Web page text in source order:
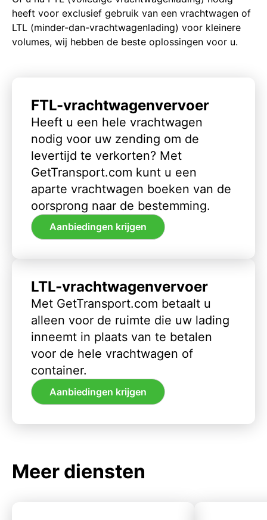
heeft voor exclusief gebruik van een vrachtwagen of
LTL (minder-dan-vrachtwagenlading) voor kleinere
volumes, wij hebben de beste oplossingen voor u.
FTL-vrachtwagenvervoer
Heeft u een hele vrachtwagen
nodig voor uw zending om de
levertijd te verkorten? Met
GetTransport.com kunt u een
aparte vrachtwagen boeken van de
oorsprong naar de bestemming.
Aanbiedingen krijgen
LTL-vrachtwagenvervoer
Met GetTransport.com betaalt u
alleen voor de ruimte die uw lading
inneemt in plaats van te betalen
voor de hele vrachtwagen of
container.
Aanbiedingen krijgen
Meer diensten